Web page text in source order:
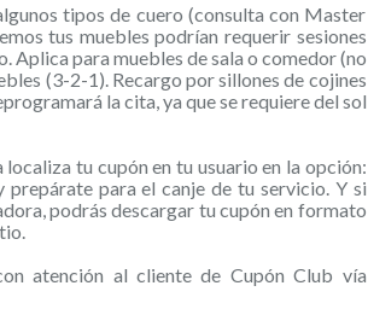
tipos de cuero (consulta con Master
tus muebles podrían requerir sesiones
Aplica para muebles de sala o comedor (no
(3-2-1). Recargo por sillones de cojines
la cita, ya que se requiere del sol
localiza tu cupón en tu usuario en la opción:
prepárate para el canje de tu servicio. Y si
podrás descargar tu cupón en formato
atención al cliente de Cupón Club vía